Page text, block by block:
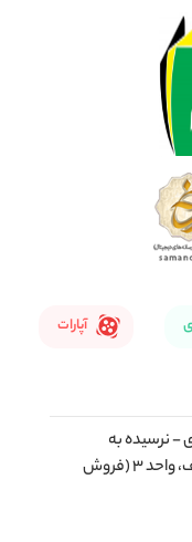
آپارات
- نرسیده به
سهروردی - پلاک 97 - طبقه ی همکف، واحد 3 (فروش